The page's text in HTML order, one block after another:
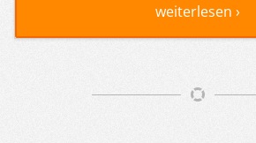
weiterlesen ›